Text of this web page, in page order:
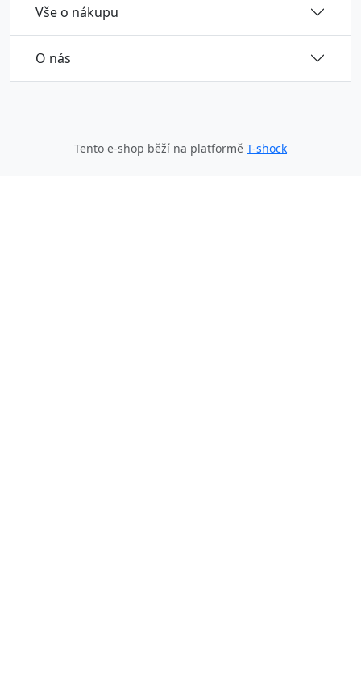
Vše o nákupu
O nás
Tento e-shop běží na platformě T-shock